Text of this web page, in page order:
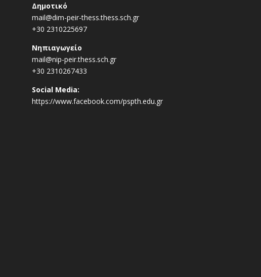
Δημοτικό
mail@dim-peir-thess.thess.sch.gr
+30 2310225697
Νηπιαγωγείο
mail@nip-peir.thess.sch.gr
+30 2310267433
Social Media:
https://www.facebook.com/pspth.edu.gr